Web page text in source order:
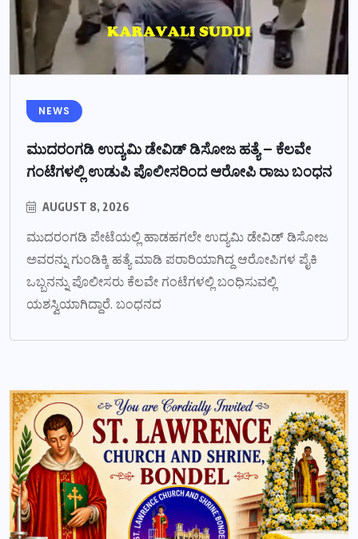
NEWS
ಮುದರಂಗಡಿ ಉದ್ಯಮಿ ಡೇವಿಡ್ ಡಿಸೋಜ ಹತ್ಯೆ – ಕೆಲವೇ
ಗಂಟೆಗಳಲ್ಲಿ ಉಡುಪಿ ಪೊಲೀಸರಿಂದ ಆರೋಪಿ ರಾಜು ಬಂಧನ
AUGUST 8, 2026
ಮುದರಂಗಡಿ ಪೇಟೆಯಲ್ಲಿ ಹಾಡಹಗಲೇ ಉದ್ಯಮಿ ಡೇವಿಡ್ ಡಿಸೋಜ
ಅವರನ್ನು ಗುಂಡಿಕ್ಕಿ ಹತ್ಯೆ ಮಾಡಿ ಪರಾರಿಯಾಗಿದ್ದ ಆರೋಪಿಗಳ ಪೈಕಿ
ಒಬ್ಬನನ್ನು ಪೊಲೀಸರು ಕೆಲವೇ ಗಂಟೆಗಳಲ್ಲಿ ಬಂಧಿಸುವಲ್ಲಿ
ಯಶಸ್ವಿಯಾಗಿದ್ದಾರೆ. ಬಂಧನದ